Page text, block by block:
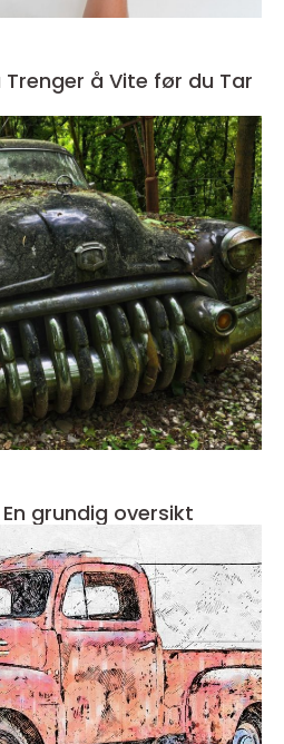
å Vite før du Tar
grundig oversikt